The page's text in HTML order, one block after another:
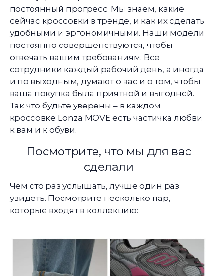
постоянный прогресс. Мы знаем, какие
сейчас кроссовки в тренде, и как их сделать
удобными и эргономичными. Наши модели
постоянно совершенствуются, чтобы
отвечать вашим требованиям. Все
сотрудники каждый рабочий день, а иногда
и по выходным, думают о вас и о том, чтобы
ваша покупка была приятной и выгодной.
Так что будьте уверены – в каждом
кроссовке Lonza MOVE есть частичка любви
к вам и к обуви.
Посмотрите, что мы для вас
сделали
Чем сто раз услышать, лучше один раз
увидеть. Посмотрите несколько пар,
которые входят в коллекцию: